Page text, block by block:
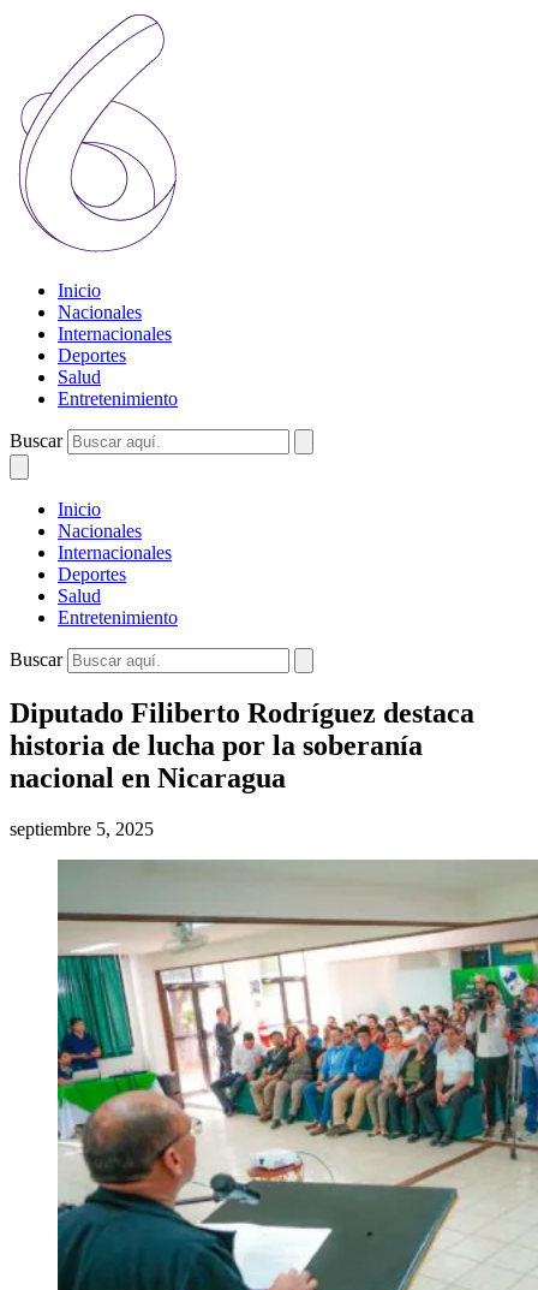
Inicio
Nacionales
Internacionales
Deportes
Salud
Entretenimiento
Buscar
Inicio
Nacionales
Internacionales
Deportes
Salud
Entretenimiento
Buscar
Diputado Filiberto Rodríguez destaca
historia de lucha por la soberanía
nacional en Nicaragua
septiembre 5, 2025